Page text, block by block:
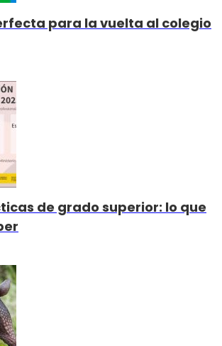
para la vuelta al colegio
de grado superior: lo que